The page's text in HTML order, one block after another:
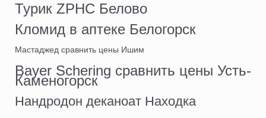
Турик ZPHC Белово
Кломид в аптеке Белогорск
Мастаджед сравнить цены Ишим
Bayer Schering сравнить цены Усть-
Каменогорск
Нандродон деканоат Находка